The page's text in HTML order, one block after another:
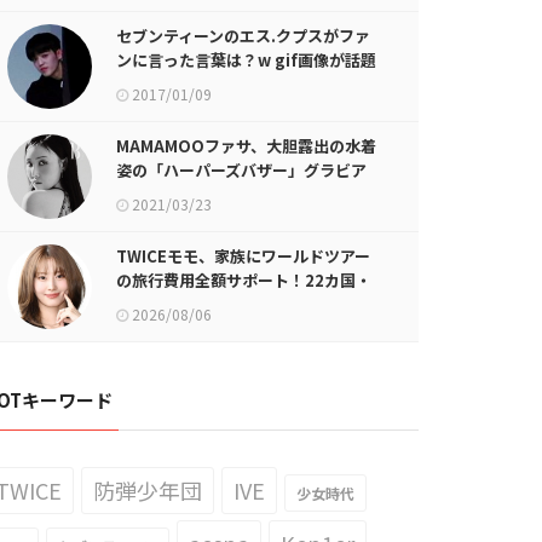
セブンティーンのエス.クプスがファ
ンに言った言葉は？w gif画像が話題
に 2017/01/09
MAMAMOOファサ、大胆露出の水着
姿の「ハーパーズバザー」グラビア
2021/03/23
TWICEモモ、家族にワールドツアー
の旅行費用全額サポート！22カ国・
64都市以上
2026/08/06
キーワード
防弾少年団 IVE 少女時代